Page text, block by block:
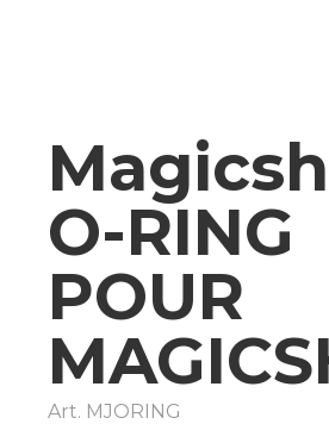
O-RING
POUR
Art. MJORING